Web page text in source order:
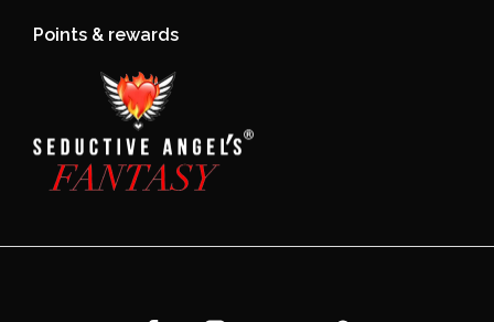
Points & rewards